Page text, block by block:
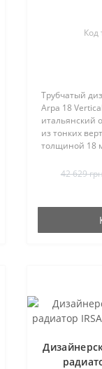
Код
Трубчатый
Arpa 18
итальянский
из тонких
толщиной 18
42 629